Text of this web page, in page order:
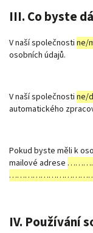
III. Co byste
V naší společnosti ne/
osobních údajů.
V naší společnosti ne/
automatického
Pokud byste měli k
mailové adrese
IV. Používání